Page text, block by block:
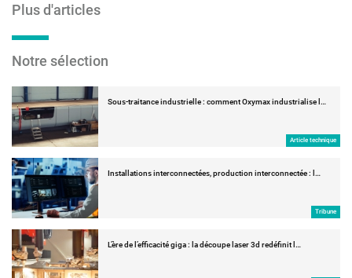
Plus d'articles
Notre sélection
Sous-traitance industrielle : comment Oxymax industrialise l…
Article technique
Installations interconnectées, production interconnectée : l…
Tribune
L’ère de l’efficacité giga : la découpe laser 3d redéfinit l…